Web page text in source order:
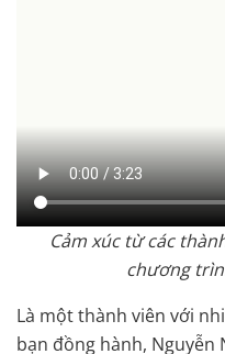
Cảm xúc từ các
chương
Là một thành viên với
bạn đồng hành, Nguyễn